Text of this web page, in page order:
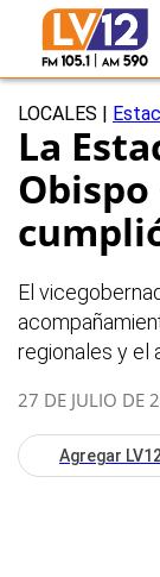
LOCALES
La
El
regionales y el
27 DE JULIO DE
Agregar